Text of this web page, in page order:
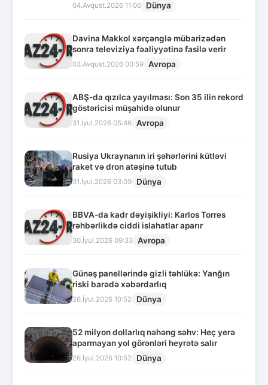
04.Avqust.2026 11:06 Dünya
Davina Makkol xərçənglə mübarizədən
sonra televiziya fəaliyyətinə fasilə verir
03.Avqust.2026 00:59 Avropa
ABŞ-da qızılca yayılması: Son 35 ilin rekord
göstəricisi müşahidə olunur
31.İyul.2026 05:46 Avropa
Rusiya Ukraynanın iri şəhərlərini kütləvi
raket və dron atəşinə tutub
31.İyul.2026 03:09 Dünya
BBVA-da kadr dəyişikliyi: Karlos Torres
rəhbərlikdə ciddi islahatlar aparır
30.İyul.2026 09:33 Avropa
Günəş panellərində gizli təhlükə: Yanğın
riski barədə xəbərdarlıq
26.İyul.2026 10:52 Dünya
52 milyon dollarlıq nəhəng səhv: Heç yerə
aparmayan yol görənləri heyrətə salır
26.İyul.2026 10:52 Dünya